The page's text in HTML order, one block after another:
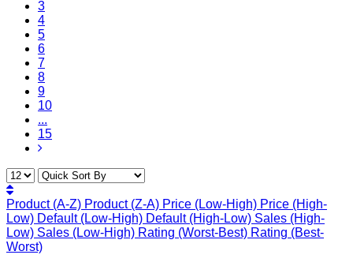
3
4
5
6
7
8
9
10
...
15
Product (A-Z) Product (Z-A) Price (Low-High) Price (High-
Low) Default (Low-High) Default (High-Low) Sales (High-
Low) Sales (Low-High) Rating (Worst-Best) Rating (Best-
Worst)